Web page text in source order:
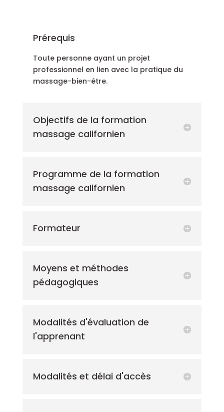
Prérequis
Toute personne ayant un projet
professionnel en lien avec la pratique du
massage-bien-être.
Objectifs de la formation
massage californien
Programme de la formation
massage californien
Formateur
Moyens et méthodes
pédagogiques
Modalités d'évaluation de
l'apprenant
Modalités et délai d'accès